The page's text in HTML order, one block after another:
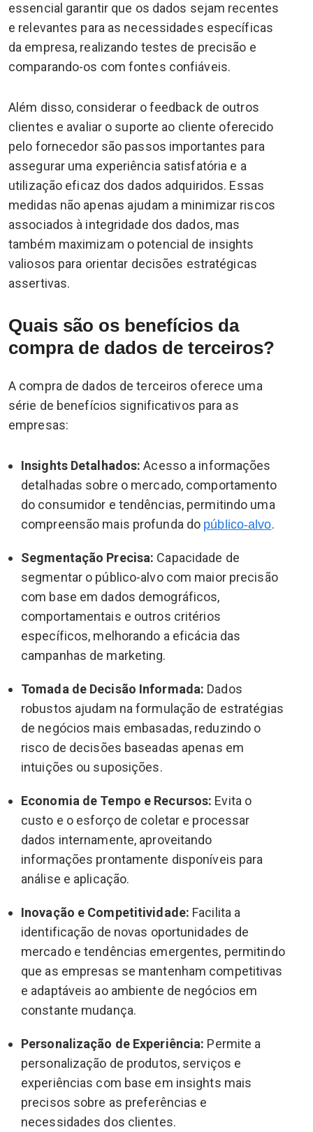
essencial garantir que os dados sejam recentes
e relevantes para as necessidades específicas
da empresa, realizando testes de precisão e
comparando-os com fontes confiáveis.
Além disso, considerar o feedback de outros
clientes e avaliar o suporte ao cliente oferecido
pelo fornecedor são passos importantes para
assegurar uma experiência satisfatória e a
utilização eficaz dos dados adquiridos. Essas
medidas não apenas ajudam a minimizar riscos
associados à integridade dos dados, mas
também maximizam o potencial de insights
valiosos para orientar decisões estratégicas
assertivas.
Quais são os benefícios da
compra de dados de terceiros?
A compra de dados de terceiros oferece uma
série de benefícios significativos para as
empresas:
Insights Detalhados: Acesso a informações
detalhadas sobre o mercado, comportamento
do consumidor e tendências, permitindo uma
compreensão mais profunda do público-alvo.
Segmentação Precisa: Capacidade de
segmentar o público-alvo com maior precisão
com base em dados demográficos,
comportamentais e outros critérios
específicos, melhorando a eficácia das
campanhas de marketing.
Tomada de Decisão Informada: Dados
robustos ajudam na formulação de estratégias
de negócios mais embasadas, reduzindo o
risco de decisões baseadas apenas em
intuições ou suposições.
Economia de Tempo e Recursos: Evita o
custo e o esforço de coletar e processar
dados internamente, aproveitando
informações prontamente disponíveis para
análise e aplicação.
Inovação e Competitividade: Facilita a
identificação de novas oportunidades de
mercado e tendências emergentes, permitindo
que as empresas se mantenham competitivas
e adaptáveis ao ambiente de negócios em
constante mudança.
Personalização de Experiência: Permite a
personalização de produtos, serviços e
experiências com base em insights mais
precisos sobre as preferências e
necessidades dos clientes.